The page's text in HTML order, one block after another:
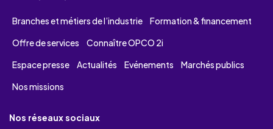
Branches et métiers de l’industrie
Formation & financement
Offre de services
Connaître OPCO 2i
Espace presse
Actualités Evénements
Marchés publics
Nos missions
Nos réseaux sociaux